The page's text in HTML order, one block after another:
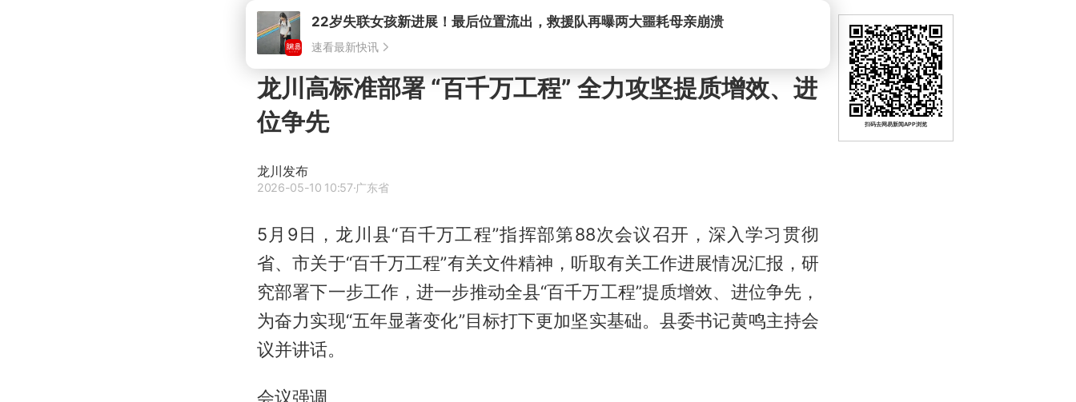
龙川高标准部署 “百千万工程” 全力攻坚提质增效、进
位争先
龙川发布
2026-05-10 10:57·广东省
5月9日，龙川县“百千万工程”指挥部第88次会议召开，深入学习贯彻
省、市关于“百千万工程”有关文件精神，听取有关工作进展情况汇报，研
究部署下一步工作，进一步推动全县“百千万工程”提质增效、进位争先，
为奋力实现“五年显著变化”目标打下更加坚实基础。县委书记黄鸣主持会
议并讲话。
会议强调
扫码去网易新闻APP浏览